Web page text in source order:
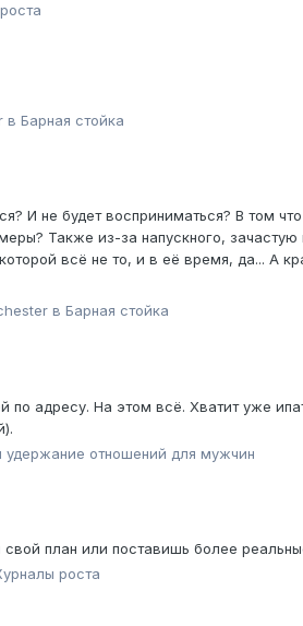
в Барная стойка
И не будет восприниматься? В том
Также из-за напускного,
всё не то, и в её время, да... А
в Барная стойка
адресу. На этом всё. Хватит уже
удержание отношений для мужчин
план или поставишь более
роста